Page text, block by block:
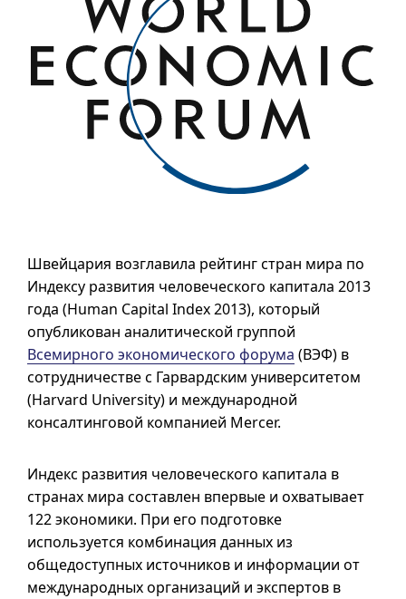
Швейцария возглавила рейтинг стран мира по
Индексу развития человеческого капитала 2013
года (Human Capital Index 2013), который
опубликован аналитической группой
Всемирного экономического форума (ВЭФ) в
сотрудничестве с Гарвардским университетом
(Harvard University) и международной
консалтинговой компанией Mercer.
Индекс развития человеческого капитала в
странах мира составлен впервые и охватывает
122 экономики. При его подготовке
используется комбинация данных из
общедоступных источников и информации от
международных организаций и экспертов в